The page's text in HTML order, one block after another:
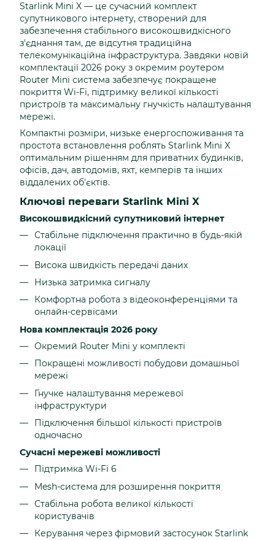
Starlink Mini X — це сучасний комплект
супутникового інтернету, створений для
забезпечення стабільного високошвидкісного
з'єднання там, де відсутня традиційна
телекомунікаційна інфраструктура. Завдяки новій
комплектації 2026 року з окремим роутером
Router Mini система забезпечує покращене
покриття Wi-Fi, підтримку великої кількості
пристроїв та максимальну гнучкість налаштування
мережі.
Компактні розміри, низьке енергоспоживання та
простота встановлення роблять Starlink Mini X
оптимальним рішенням для приватних будинків,
офісів, дач, автодомів, яхт, кемперів та інших
віддалених об'єктів.
Ключові переваги Starlink Mini X
Високошвидкісний супутниковий інтернет
Стабільне підключення практично в будь-якій
локації
Висока швидкість передачі даних
Низька затримка сигналу
Комфортна робота з відеоконференціями та
онлайн-сервісами
Нова комплектація 2026 року
Окремий Router Mini у комплекті
Покращені можливості побудови домашньої
мережі
Гнучке налаштування мережевої
інфраструктури
Підключення більшої кількості пристроїв
одночасно
Сучасні мережеві можливості
Підтримка Wi-Fi 6
Mesh-система для розширення покриття
Стабільна робота великої кількості
користувачів
Керування через фірмовий застосунок Starlink